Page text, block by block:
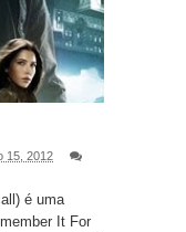
15, 2012
é uma
It For